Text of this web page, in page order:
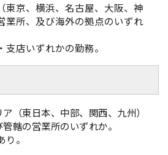
東京、横浜、名古屋、大阪、神
業所、及び海外の拠点のいずれ
店いずれかの勤務。
（東日本、中部、関西、九州）
轄の営業所のいずれか。
。